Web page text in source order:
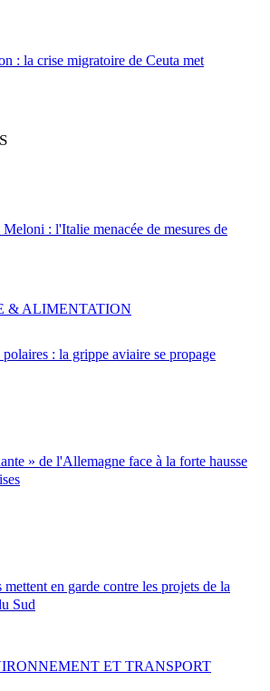
: la crise migratoire de Ceuta met
: l'Italie menacée de mesures de
: la grippe aviaire se propage
& ALIMENTATION
» de l'Allemagne face à la forte hausse
en garde contre les projets de la
Sud
ET TRANSPORT